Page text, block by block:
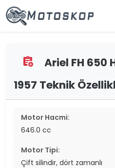
assignment_add
Ariel FH 650
1957 Teknik
Motor Hacmi:
646.0 cc
Motor Tipi:
Çift silindir, dört zamanlı